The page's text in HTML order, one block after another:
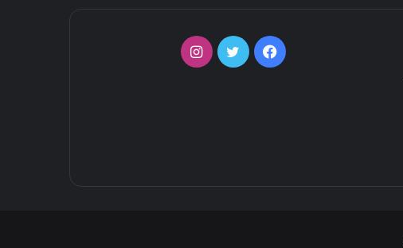
فيسبوكتويتر انستقرام